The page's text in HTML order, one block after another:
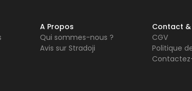
A Propos
Qui sommes-nous ?
Avis sur Stradoji
Contact
CGV
Politique